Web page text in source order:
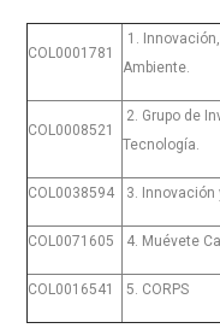
COL0001781
1.
Ambiente.
COL0008521
2. Grupo de
Tecnología.
COL0038594 3.
COL0071605 4. Muévete
COL0016541 5. CORPS